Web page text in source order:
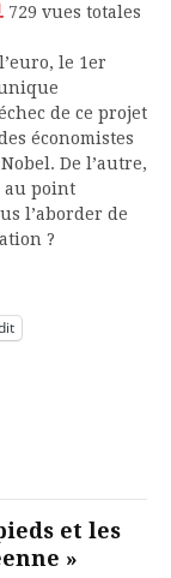
729 vues totales
le 1er
de ce projet
économistes
De l’autre,
au point
l’aborder de
?
et les
»